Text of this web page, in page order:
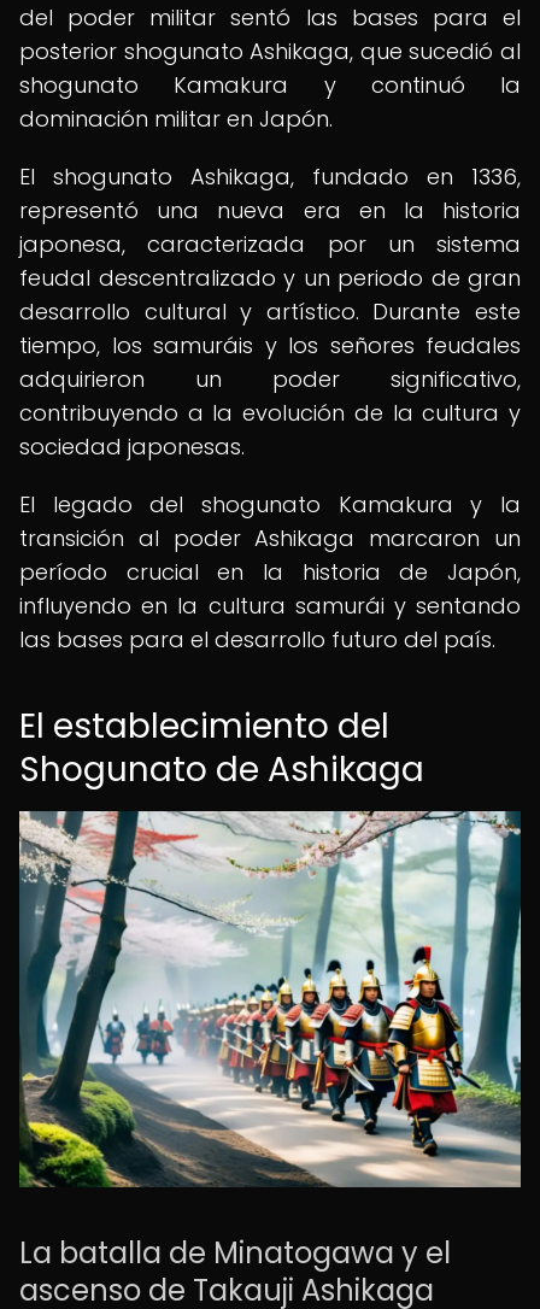
del poder militar sentó las bases para el
posterior shogunato Ashikaga, que sucedió al
shogunato Kamakura y continuó la
dominación militar en Japón.
El shogunato Ashikaga, fundado en 1336,
representó una nueva era en la historia
japonesa, caracterizada por un sistema
feudal descentralizado y un periodo de gran
desarrollo cultural y artístico. Durante este
tiempo, los samuráis y los señores feudales
adquirieron un poder significativo,
contribuyendo a la evolución de la cultura y
sociedad japonesas.
El legado del shogunato Kamakura y la
transición al poder Ashikaga marcaron un
período crucial en la historia de Japón,
influyendo en la cultura samurái y sentando
las bases para el desarrollo futuro del país.
El establecimiento del
Shogunato de Ashikaga
La batalla de Minatogawa y el
ascenso de Takauji Ashikaga